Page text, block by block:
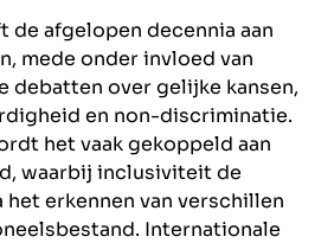
de afgelopen decennia aan
mede onder invloed van
debatten over gelijke kansen,
en non-discriminatie.
het vaak gekoppeld aan
waarbij inclusiviteit de
erkennen van verschillen
Internationale